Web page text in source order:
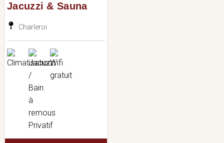
Jacuzzi & Sauna
Charleroi